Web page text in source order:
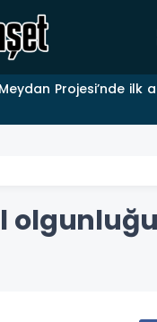
Projesi’nde ilk